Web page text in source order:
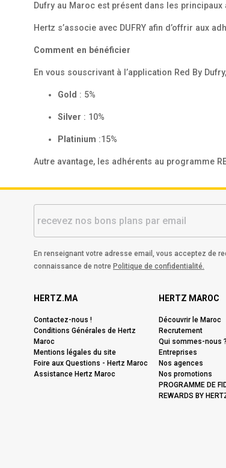
Dufry au Maroc est présent dans les
Hertz s’associe avec DUFRY afin d’offrir aux
Comment en bénéficier
En vous souscrivant à l’application Red By
Gold : 5%
Silver : 10%
Platinium :15%
Autre avantage, les adhérents au programme
En renseignant votre adresse email, vous acceptez de
connaissance de notre Politique de confidentialité.
HERTZ.MA
Contactez-nous !
Conditions Générales de Hertz
Maroc
Mentions légales du site
Foire aux Questions - Hertz Maroc
Assistance Hertz Maroc
HERTZ MAROC
Découvrir le Maroc
Recrutement
Qui sommes-nous ?
Entreprises
Nos agences
Nos promotions
PROGRAMME DE
REWARDS BY